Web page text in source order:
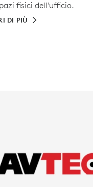
fisici dell'ufficio.
DI PIÙ